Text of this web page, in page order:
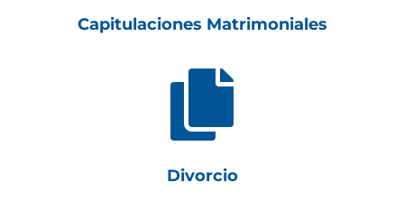
Capitulaciones Matrimoniales

Divorcio